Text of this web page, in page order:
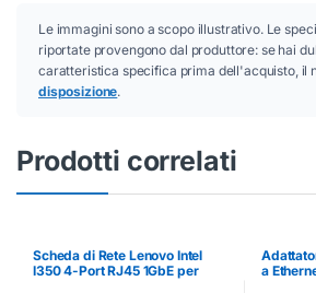
Le immagini sono a scopo illustrativo. Le
riportate provengono dal produttore: se hai
caratteristica specifica prima dell'acquisto, il
disposizione.
Prodotti correlati
Scheda di Rete Lenovo Intel
I350 4-Port RJ45 1GbE per
a